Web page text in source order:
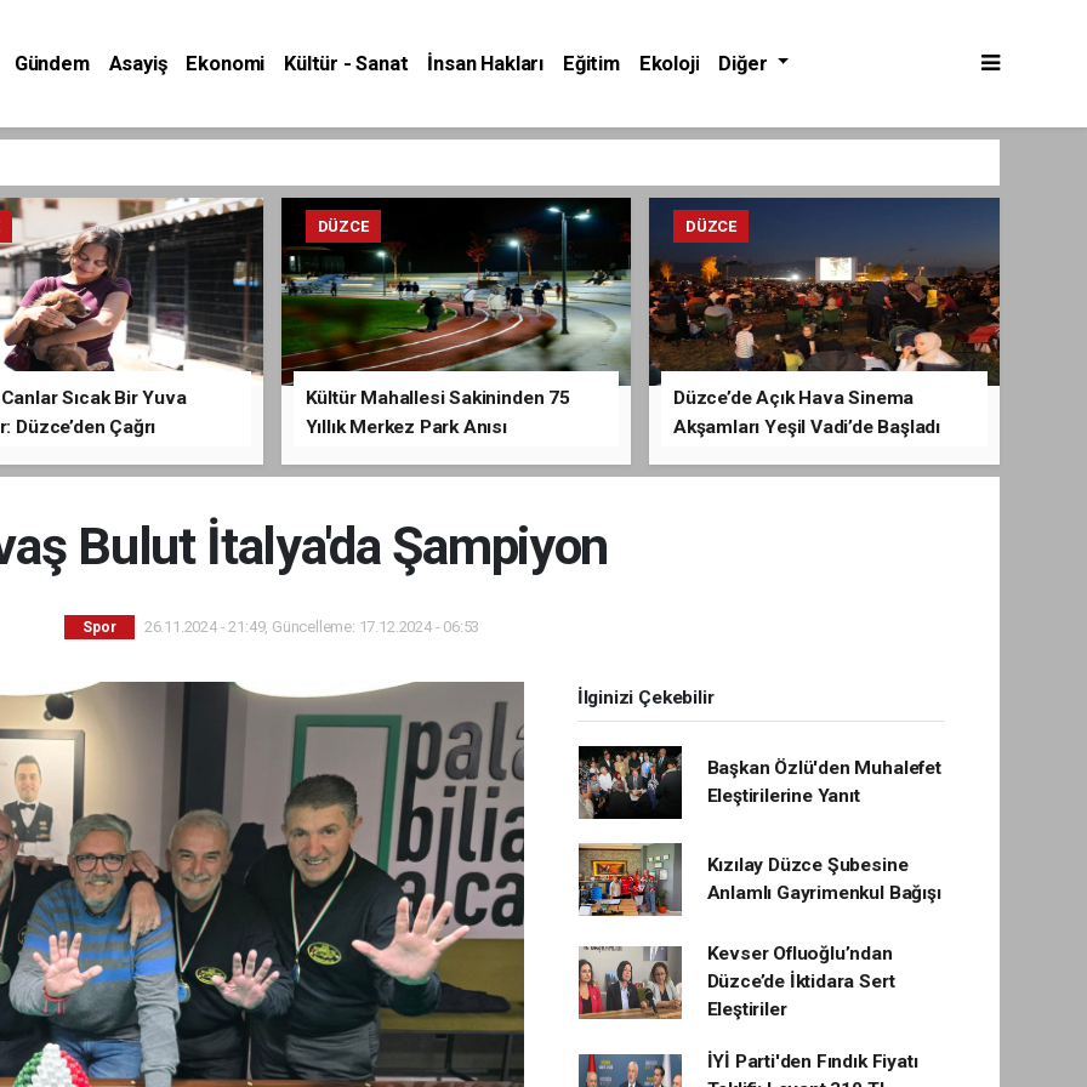
Gündem Asayiş Ekonomi Kültür - Sanat İnsan Hakları Eğitim Ekoloji Diğer
Sıcak Bir Yuva
Düzce’den Çağrı
DÜZCE
Kültür Mahallesi Sakininden 75
Yıllık Merkez Park Anısı
DÜZCE
Düzce’de Açık Hava Sinema
Akşamları Yeşil Vadi’de Başladı
Bulut İtalya'da Şampiyon
Spor 26.11.2024 - 21:49, Güncelleme: 17.12.2024 - 06:53
İlginizi Çekebilir
Başkan Özlü'den Muhalefet
Eleştirilerine Yanıt
Kızılay Düzce Şubesine
Anlamlı Gayrimenkul Bağışı
Kevser Ofluoğlu’ndan
Düzce’de İktidara Sert
Eleştiriler
İYİ Parti'den Fındık Fiyatı